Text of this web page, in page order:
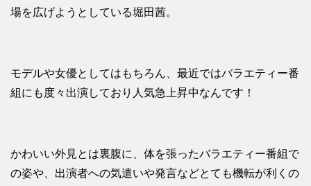
場を広げようとしている堀田茜。
モデルや女優としてはもちろん、最近ではバラエティー番
組にも度々出演しており人気急上昇中なんです！
かわいい外見とは裏腹に、体を張ったバラエティー番組で
の姿や、出演者への気遣いや発言などとても機転が利くの